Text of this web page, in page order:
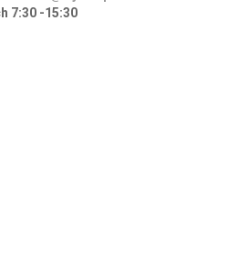
7:30 -15:30